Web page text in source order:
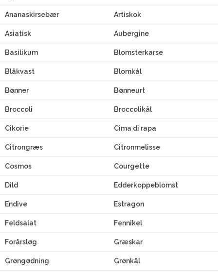
Ananaskirsebær Artiskok
Asiatisk Aubergine
Basilikum Blomsterkarse
Blåkvast Blomkål
Bønner Bønneurt
Broccoli Broccolikål
Cikorie Cima di rapa
Citrongræs Citronmelisse
Cosmos Courgette
Dild Edderkoppeblomst
Endive Estragon
Feldsalat Fennikel
Forårsløg Græskar
Grøngødning Grønkål